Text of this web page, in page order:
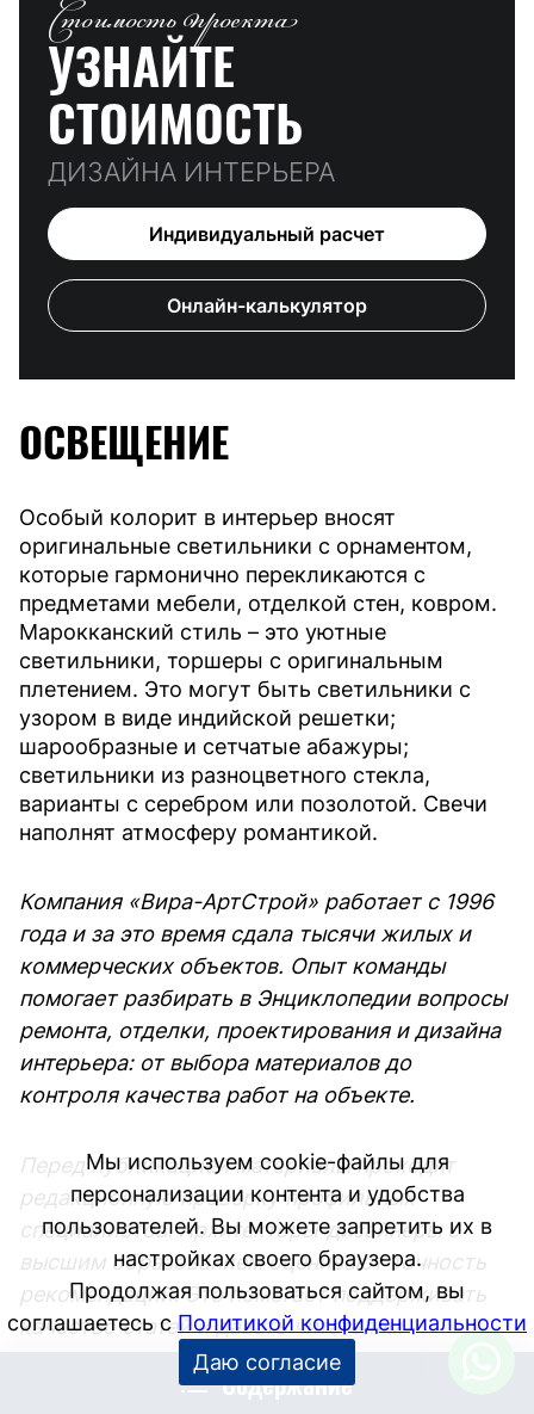
Стоимость проекта
УЗНАЙТЕ
СТОИМОСТЬ
ДИЗАЙНА ИНТЕРЬЕРА
Индивидуальный расчет
Онлайн-калькулятор
ОСВЕЩЕНИЕ
Особый колорит в интерьер вносят
оригинальные светильники с орнаментом,
которые гармонично перекликаются с
предметами мебели, отделкой стен, ковром.
Марокканский стиль – это уютные
светильники, торшеры с оригинальным
плетением. Это могут быть светильники с
узором в виде индийской решетки;
шарообразные и сетчатые абажуры;
светильники из разноцветного стекла,
варианты с серебром или позолотой. Свечи
наполнят атмосферу романтикой.
Компания «Вира-АртСтрой» работает с 1996
года и за это время сдала тысячи жилых и
коммерческих объектов. Опыт команды
помогает разбирать в Энциклопедии вопросы
ремонта, отделки, проектирования и дизайна
интерьера: от выбора материалов до
контроля качества работ на объекте.
Перед публикацией материалы проходят
редакционную проверку профильных
специалистов. Архитекторы-дизайнеры с
высшим образованием оценивают точность
рекомендаций. Это помогает поддерживать
качество статей и давать читателям
проверенную информацию, основанную на
Содержание
Мы используем cookie-файлы для
персонализации контента и удобства
пользователей. Вы можете запретить их в
настройках своего браузера.
Продолжая пользоваться сайтом, вы
соглашаетесь сПолитикой конфиденциальности
Даю согласие